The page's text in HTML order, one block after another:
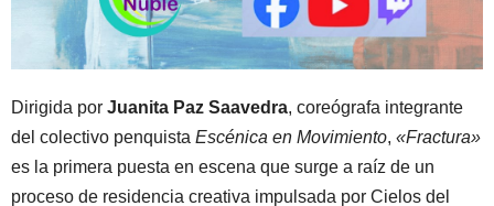
Dirigida por Juanita Paz Saavedra, coreógrafa integrante
del colectivo penquista Escénica en Movimiento, «Fractura»
es la primera puesta en escena que surge a raíz de un
proceso de residencia creativa impulsada por Cielos del